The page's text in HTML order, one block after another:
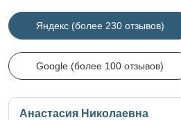
Яндекс (более 230 отзывов)
Google (более 100 отзывов)
Анастасия Николаевна